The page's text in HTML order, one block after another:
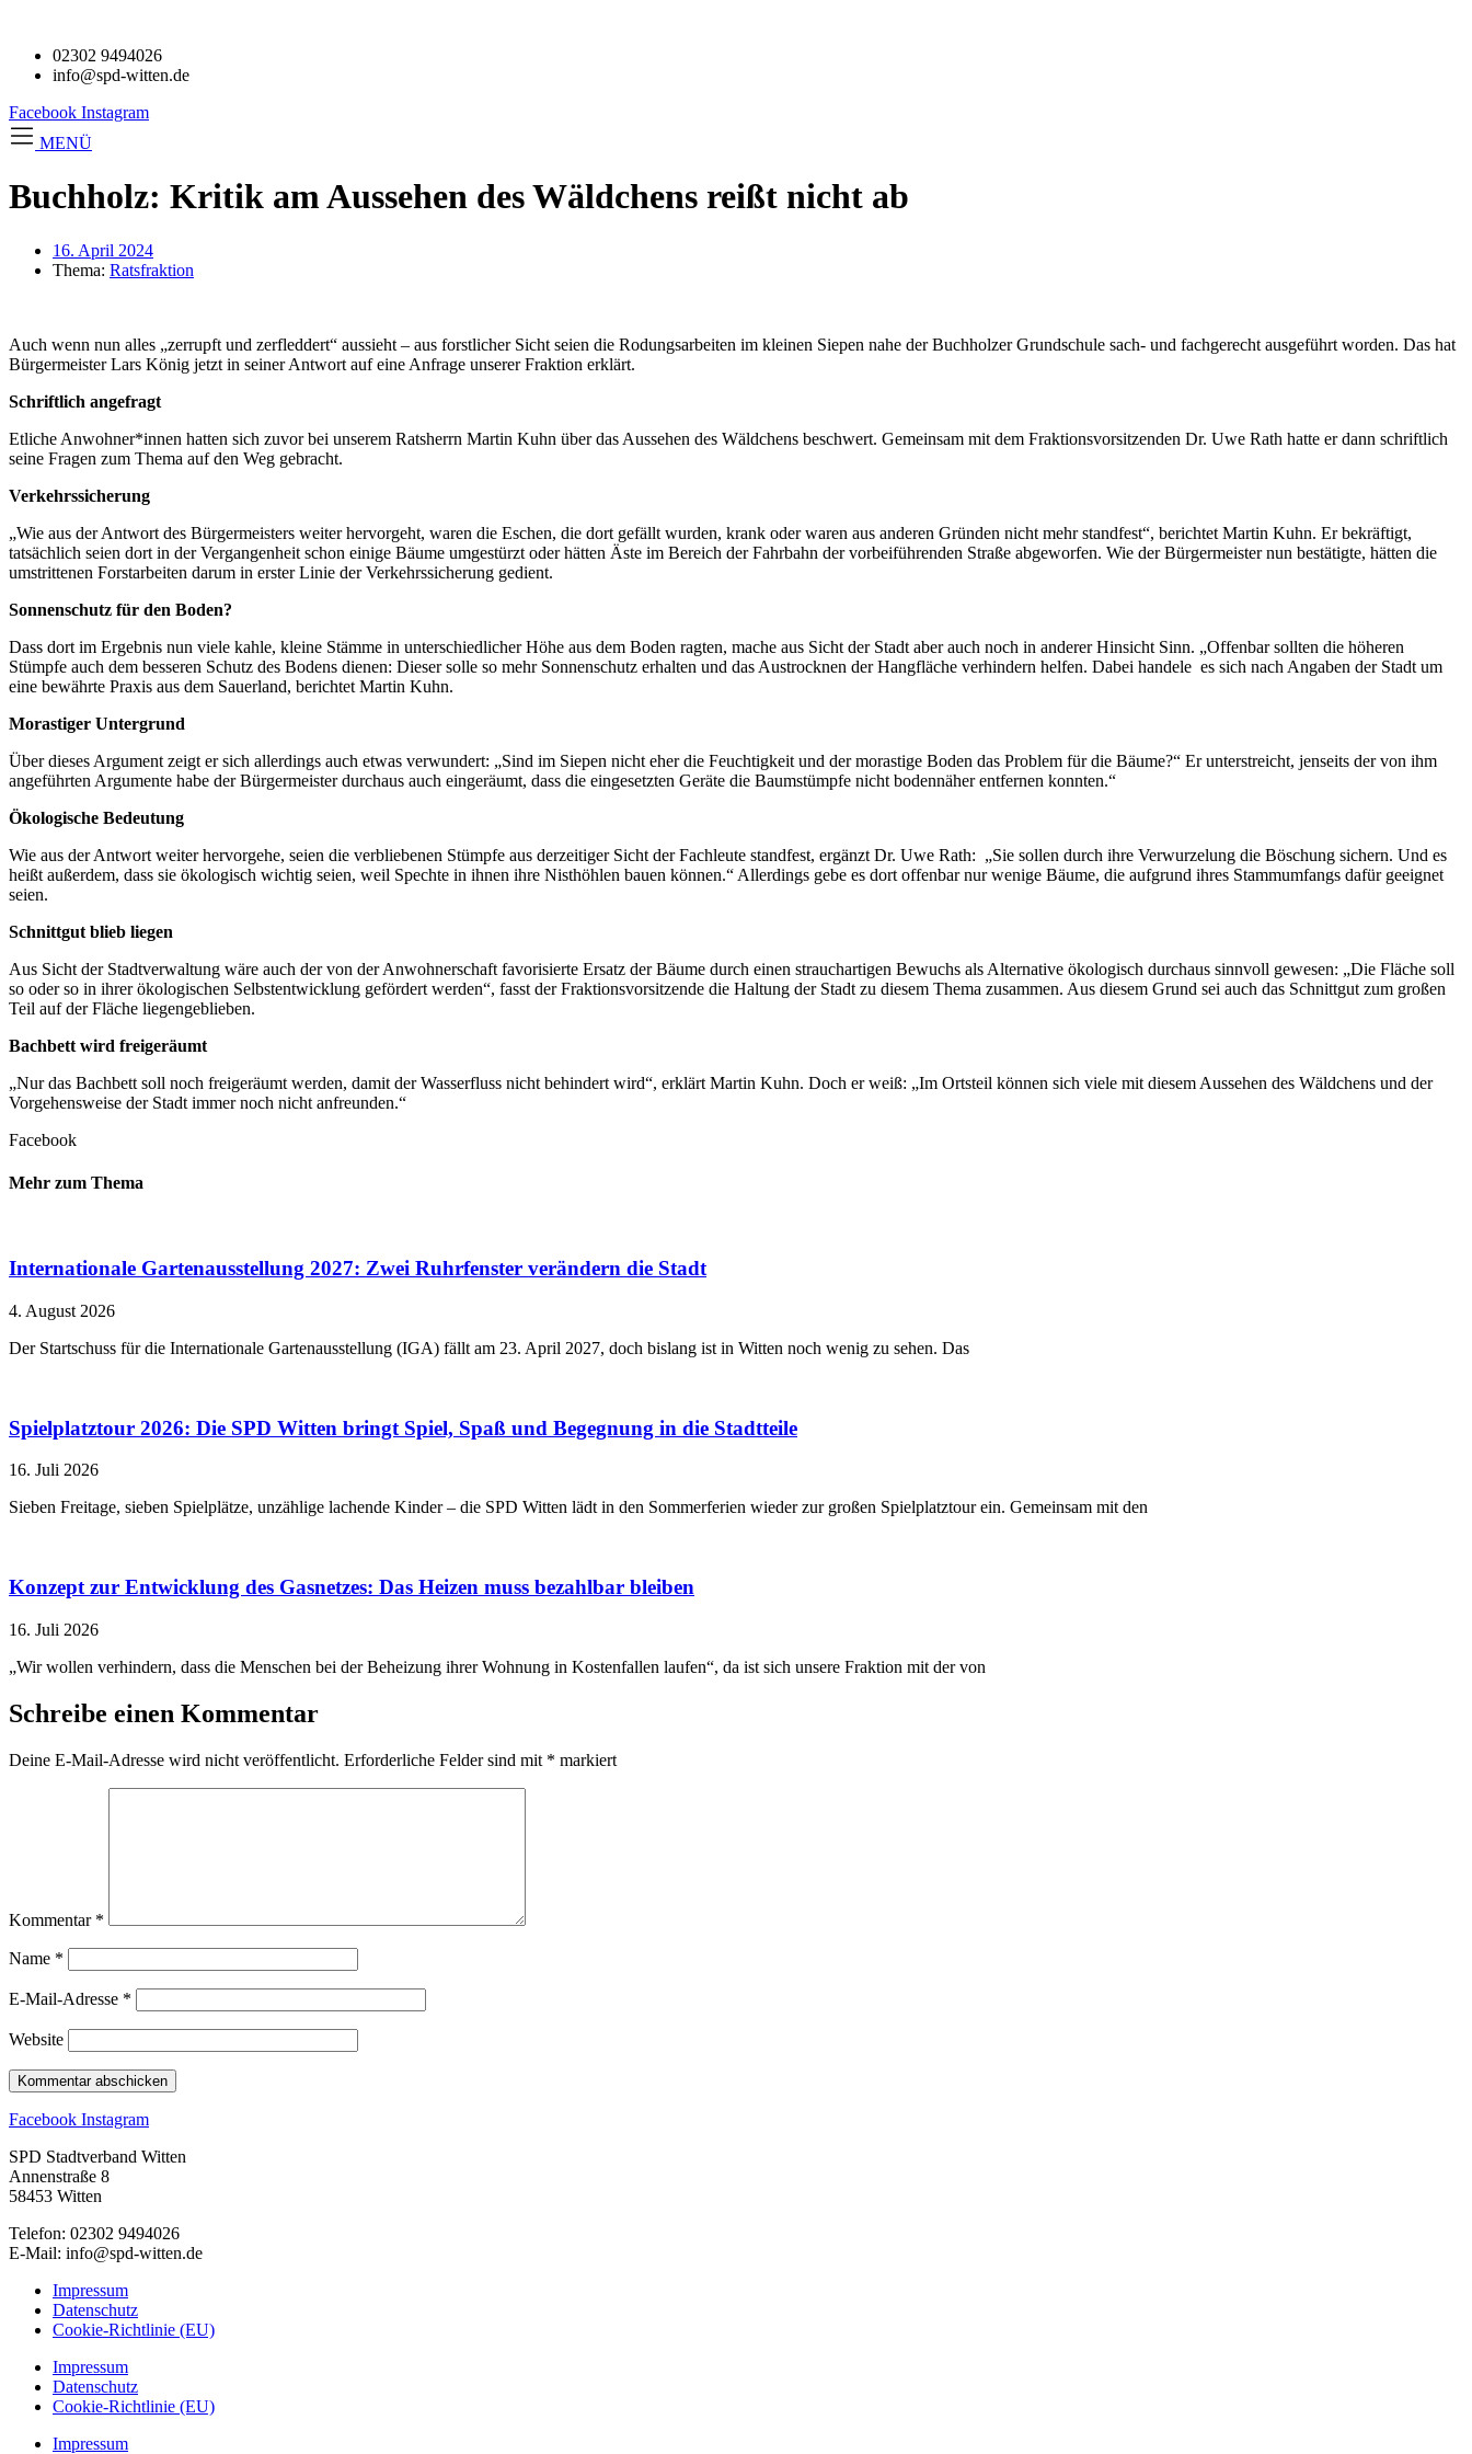
02302 9494026
info@spd-witten.de
Facebook Instagram
MENÜ
Buchholz: Kritik am Aussehen des Wäldchens reißt nicht ab
16. April 2024
Thema: Ratsfraktion
Auch wenn nun alles „zerrupft und zerfleddert“ aussieht – aus forstlicher Sicht seien die Rodungsarbeiten im kleinen Siepen nahe der Buchholzer Grundschule sach- und fachgerecht ausgeführt worden. Das hat
Bürgermeister Lars König jetzt in seiner Antwort auf eine Anfrage unserer Fraktion erklärt.
Schriftlich angefragt
Etliche Anwohner*innen hatten sich zuvor bei unserem Ratsherrn Martin Kuhn über das Aussehen des Wäldchens beschwert. Gemeinsam mit dem Fraktionsvorsitzenden Dr. Uwe Rath hatte er dann schriftlich
seine Fragen zum Thema auf den Weg gebracht.
Verkehrssicherung
„Wie aus der Antwort des Bürgermeisters weiter hervorgeht, waren die Eschen, die dort gefällt wurden, krank oder waren aus anderen Gründen nicht mehr standfest“, berichtet Martin Kuhn. Er bekräftigt,
tatsächlich seien dort in der Vergangenheit schon einige Bäume umgestürzt oder hätten Äste im Bereich der Fahrbahn der vorbeiführenden Straße abgeworfen. Wie der Bürgermeister nun bestätigte, hätten die
umstrittenen Forstarbeiten darum in erster Linie der Verkehrssicherung gedient.
Sonnenschutz für den Boden?
Dass dort im Ergebnis nun viele kahle, kleine Stämme in unterschiedlicher Höhe aus dem Boden ragten, mache aus Sicht der Stadt aber auch noch in anderer Hinsicht Sinn. „Offenbar sollten die höheren
Stümpfe auch dem besseren Schutz des Bodens dienen: Dieser solle so mehr Sonnenschutz erhalten und das Austrocknen der Hangfläche verhindern helfen. Dabei handele es sich nach Angaben der Stadt um
eine bewährte Praxis aus dem Sauerland, berichtet Martin Kuhn.
Morastiger Untergrund
Über dieses Argument zeigt er sich allerdings auch etwas verwundert: „Sind im Siepen nicht eher die Feuchtigkeit und der morastige Boden das Problem für die Bäume?“ Er unterstreicht, jenseits der von ihm
angeführten Argumente habe der Bürgermeister durchaus auch eingeräumt, dass die eingesetzten Geräte die Baumstümpfe nicht bodennäher entfernen konnten.“
Ökologische Bedeutung
Wie aus der Antwort weiter hervorgehe, seien die verbliebenen Stümpfe aus derzeitiger Sicht der Fachleute standfest, ergänzt Dr. Uwe Rath: „Sie sollen durch ihre Verwurzelung die Böschung sichern. Und es
heißt außerdem, dass sie ökologisch wichtig seien, weil Spechte in ihnen ihre Nisthöhlen bauen können.“ Allerdings gebe es dort offenbar nur wenige Bäume, die aufgrund ihres Stammumfangs dafür geeignet
seien.
Schnittgut blieb liegen
Aus Sicht der Stadtverwaltung wäre auch der von der Anwohnerschaft favorisierte Ersatz der Bäume durch einen strauchartigen Bewuchs als Alternative ökologisch durchaus sinnvoll gewesen: „Die Fläche soll
so oder so in ihrer ökologischen Selbstentwicklung gefördert werden“, fasst der Fraktionsvorsitzende die Haltung der Stadt zu diesem Thema zusammen. Aus diesem Grund sei auch das Schnittgut zum großen
Teil auf der Fläche liegengeblieben.
Bachbett wird freigeräumt
„Nur das Bachbett soll noch freigeräumt werden, damit der Wasserfluss nicht behindert wird“, erklärt Martin Kuhn. Doch er weiß: „Im Ortsteil können sich viele mit diesem Aussehen des Wäldchens und der
Vorgehensweise der Stadt immer noch nicht anfreunden.“
Facebook
Mehr zum Thema
Internationale Gartenausstellung 2027: Zwei Ruhrfenster verändern die Stadt
4. August 2026
Der Startschuss für die Internationale Gartenausstellung (IGA) fällt am 23. April 2027, doch bislang ist in Witten noch wenig zu sehen. Das
Spielplatztour 2026: Die SPD Witten bringt Spiel, Spaß und Begegnung in die Stadtteile
16. Juli 2026
Sieben Freitage, sieben Spielplätze, unzählige lachende Kinder – die SPD Witten lädt in den Sommerferien wieder zur großen Spielplatztour ein. Gemeinsam mit den
Konzept zur Entwicklung des Gasnetzes: Das Heizen muss bezahlbar bleiben
16. Juli 2026
„Wir wollen verhindern, dass die Menschen bei der Beheizung ihrer Wohnung in Kostenfallen laufen“, da ist sich unsere Fraktion mit der von
Schreibe einen Kommentar
Deine E-Mail-Adresse wird nicht veröffentlicht. Erforderliche Felder sind mit * markiert
Kommentar *
Name *
E-Mail-Adresse *
Website
Facebook Instagram
SPD Stadtverband Witten
Annenstraße 8
58453 Witten
Telefon: 02302 9494026
E-Mail: info@spd-witten.de
Impressum
Datenschutz
Cookie-Richtlinie (EU)
Impressum
Datenschutz
Cookie-Richtlinie (EU)
Impressum